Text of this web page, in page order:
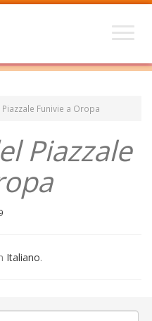
Funivie a Oropa
Piazzale
Italiano.